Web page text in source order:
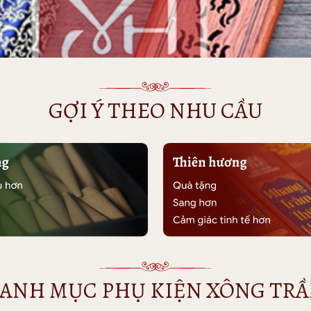
GỢI Ý THEO NHU CẦU
MỤC PHỤ KIỆN XÔNG